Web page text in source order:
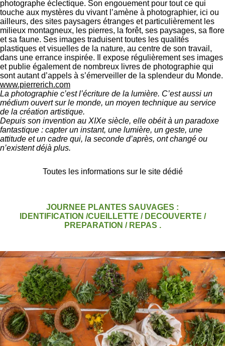
photographe éclectique. Son engouement pour tout ce qui
touche aux mystères du vivant l’amène à photographier, ici ou
ailleurs, des sites paysagers étranges et particulièrement les
milieux montagneux, les pierres, la forêt, ses paysages, sa flore
et sa faune. Ses images traduisent toutes les qualités
plastiques et visuelles de la nature, au centre de son travail,
dans une errance inspirée. Il expose régulièrement ses images
et publie également de nombreux livres de photographie qui
sont autant d’appels à s’émerveiller de la splendeur du Monde.
www.pierrerich.com
La photographie c’est l’écriture de la lumière. C’est aussi un
médium ouvert sur le monde, un moyen technique au service
de la création artistique.
Depuis son invention au XIXe siècle, elle obéit à un paradoxe
fantastique : capter un instant, une lumière, un geste, une
attitude et un cadre qui, la seconde d’après, ont changé ou
n’existent déjà plus.
Toutes les informations sur le site dédié
JOURNEE PLANTES SAUVAGES :
IDENTIFICATION /CUEILLETTE / DECOUVERTE /
PREPARATION / REPAS .